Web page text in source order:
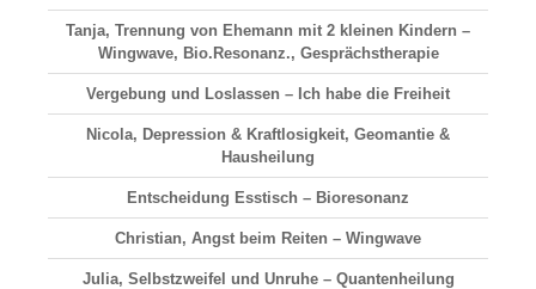
Tanja, Trennung von Ehemann mit 2 kleinen Kindern –
Wingwave, Bio.Resonanz., Gesprächstherapie
Vergebung und Loslassen – Ich habe die Freiheit
Nicola, Depression & Kraftlosigkeit, Geomantie &
Hausheilung
Entscheidung Esstisch – Bioresonanz
Christian, Angst beim Reiten – Wingwave
Julia, Selbstzweifel und Unruhe – Quantenheilung